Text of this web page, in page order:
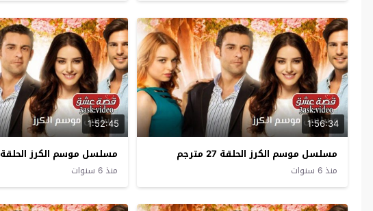
1:56:34
مسلسل موسم الكرز الحلقة 27 مترجم
منذ 6 سنوات
1:52:45
مسلسل موسم الكرز الحلقة 26 مترجم
منذ 6 سنوات